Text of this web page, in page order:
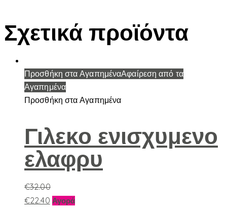
Σχετικά προϊόντα
Προσθήκη στα ΑγαπημέναΑφαίρεση από τα
Αγαπημένα
Προσθήκη στα Αγαπημένα
Γιλεκο ενισχυμενο
ελαφρυ
€32.00
€22.40 ΑγοράΑυτό